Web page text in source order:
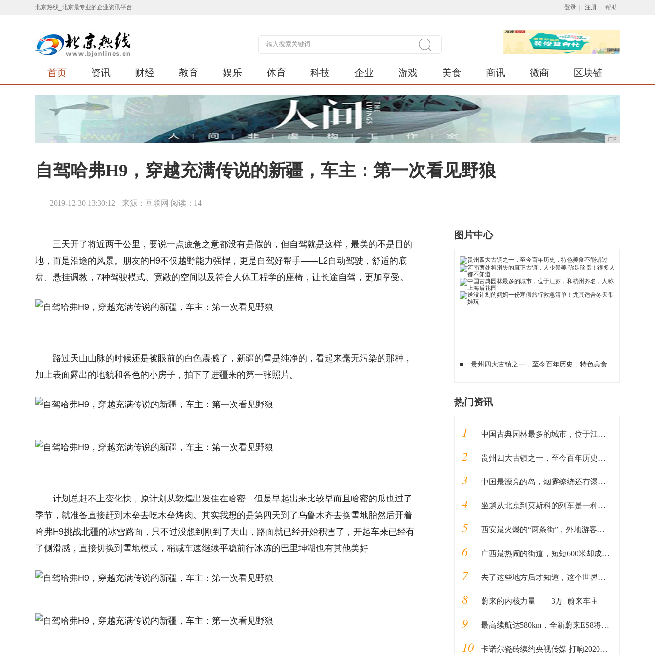
北京热线_北京最专业的企业资讯平台 登录 注册 帮助
首页 资讯 财经 教育 娱乐 体育 科技 企业 游戏 美食 商讯 微商 区块链
广告
自驾哈弗H9，穿越充满传说的新疆，车主：第一次看见野狼
2019-12-30 13:30:12 来源：互联网 阅读：14
三天开了将近两千公里，要说一点疲惫之意都没有是假的，但自驾就是这样，最美的不是目的
地，而是沿途的风景。朋友的H9不仅越野能力强悍，更是自驾好帮手——L2自动驾驶，舒适的底
盘、悬挂调教，7种驾驶模式、宽敞的空间以及符合人体工程学的座椅，让长途自驾，更加享受。
路过天山山脉的时候还是被眼前的白色震撼了，新疆的雪是纯净的，看起来毫无污染的那种，
加上表面露出的地貌和各色的小房子，拍下了进疆来的第一张照片。
计划总赶不上变化快，原计划从敦煌出发住在哈密，但是早起出来比较早而且哈密的瓜也过了
季节，就准备直接赶到木垒去吃木垒烤肉。其实我想的是第四天到了乌鲁木齐去换雪地胎然后开着
哈弗H9挑战北疆的冰雪路面，只不过没想到刚到了天山，路面就已经开始积雪了，开起车来已经有
了侧滑感，直接切换到雪地模式，稍减车速继续平稳前行冰冻的巴里坤湖也有其他美好
图片中心
■ 贵州四大古镇之一，至今百年历史，特色美食不能错过
热门资讯
1 中国古典园林最多的城市，位于江苏，和杭州齐名，人称上海后花园
2 贵州四大古镇之一，至今百年历史，特色美食不能错过
3 中国最漂亮的岛，烟雾缭绕还有瀑布、草原，如同海外仙山
4 坐趟从北京到莫斯科的列车是一种怎样的体验？（上）
5 西安最火爆的“两条街”，外地游客都爱去，人山人海像赶大集
6 广西最热闹的街道，短短600米却成吃货的天堂，凌晨依旧人山人海
7 去了这些地方后才知道，这个世界远比想象的精彩和有趣
8 蔚来的内核力量——3万+蔚来车主
9 最高续航达580km，全新蔚来ES8将正面挑战同级别燃油车
10 卡诺尔瓷砖续约央视传媒 打响2020年品牌传播第一枪